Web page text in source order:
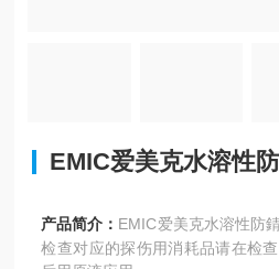
EMIC爱美克水溶性
产品简介： EMIC爱美克水溶性防
检查对应的探伤用消耗品请在检